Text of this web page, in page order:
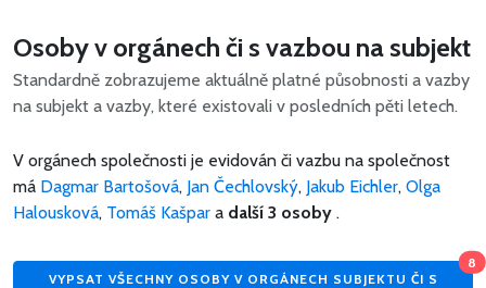
Osoby v orgánech či s vazbou na subjekt
Standardně zobrazujeme aktuálně platné působnosti a vazby
na subjekt a vazby, které existovali v posledních pěti letech.
V orgánech společnosti je evidován či vazbu na společnost
má Dagmar Bartošová, Jan Čechlovský, Jakub Eichler, Olga
Halousková, Tomáš Kašpar a další 3 osoby .
VYPSAT VŠECHNY OSOBY V ORGÁNECH SUBJEKTU ČI S
8